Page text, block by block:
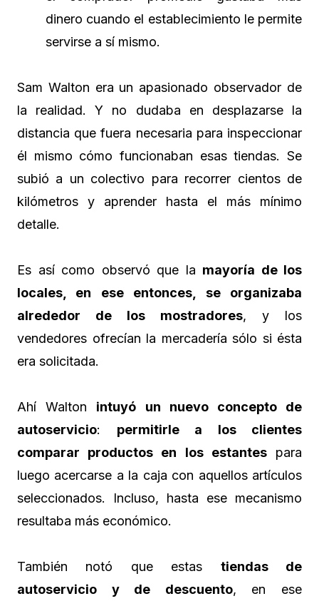
dinero cuando el establecimiento le permite
servirse a sí mismo.
Sam Walton era un apasionado observador de
la realidad. Y no dudaba en desplazarse la
distancia que fuera necesaria para inspeccionar
él mismo cómo funcionaban esas tiendas. Se
subió a un colectivo para recorrer cientos de
kilómetros y aprender hasta el más mínimo
detalle.
Es así como observó que la mayoría de los
locales, en ese entonces, se organizaba
alrededor de los mostradores, y los
vendedores ofrecían la mercadería sólo si ésta
era solicitada.
Ahí Walton intuyó un nuevo concepto de
autoservicio: permitirle a los clientes
comparar productos en los estantespara
luego acercarse a la caja con aquellos artículos
seleccionados. Incluso, hasta ese mecanismo
resultaba más económico.
También notó que estas tiendas de
autoservicio y de descuento, en ese